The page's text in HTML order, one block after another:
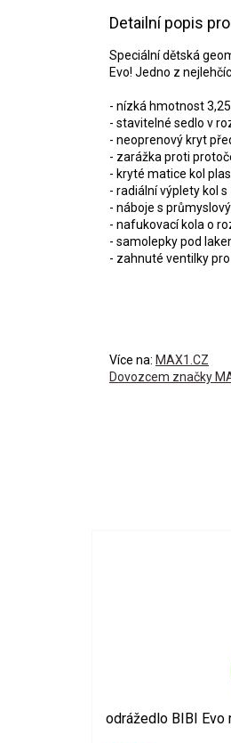
odrážedlo BIBI Evo
Detailní popis
Speciální dětská
Evo! Jedno z
- nízká hmotnost
- stavitelné sedlo v
- neoprenový kryt
- zarážka proti
- kryté matice kol
- radiální výplety kol
- náboje s
- nafukovací kola o
- samolepky pod
- zahnuté ventilky
Více na: MAX1.CZ
Dovozcem značky